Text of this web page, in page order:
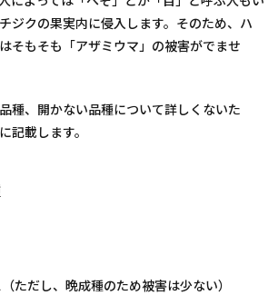
ジクの果実内に侵入します。そのため、ハ
そもそも「アザミウマ」の被害がでませ
種、開かない品種について詳しくないた
記載します。
ただし、晩成種のため被害は少ない）